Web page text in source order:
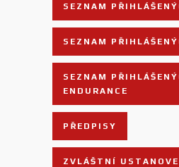
SEZNAM
SEZNAM
SEZNAM
ENDURANCE
PŘEDPISY
ZVLÁŠTNÍ